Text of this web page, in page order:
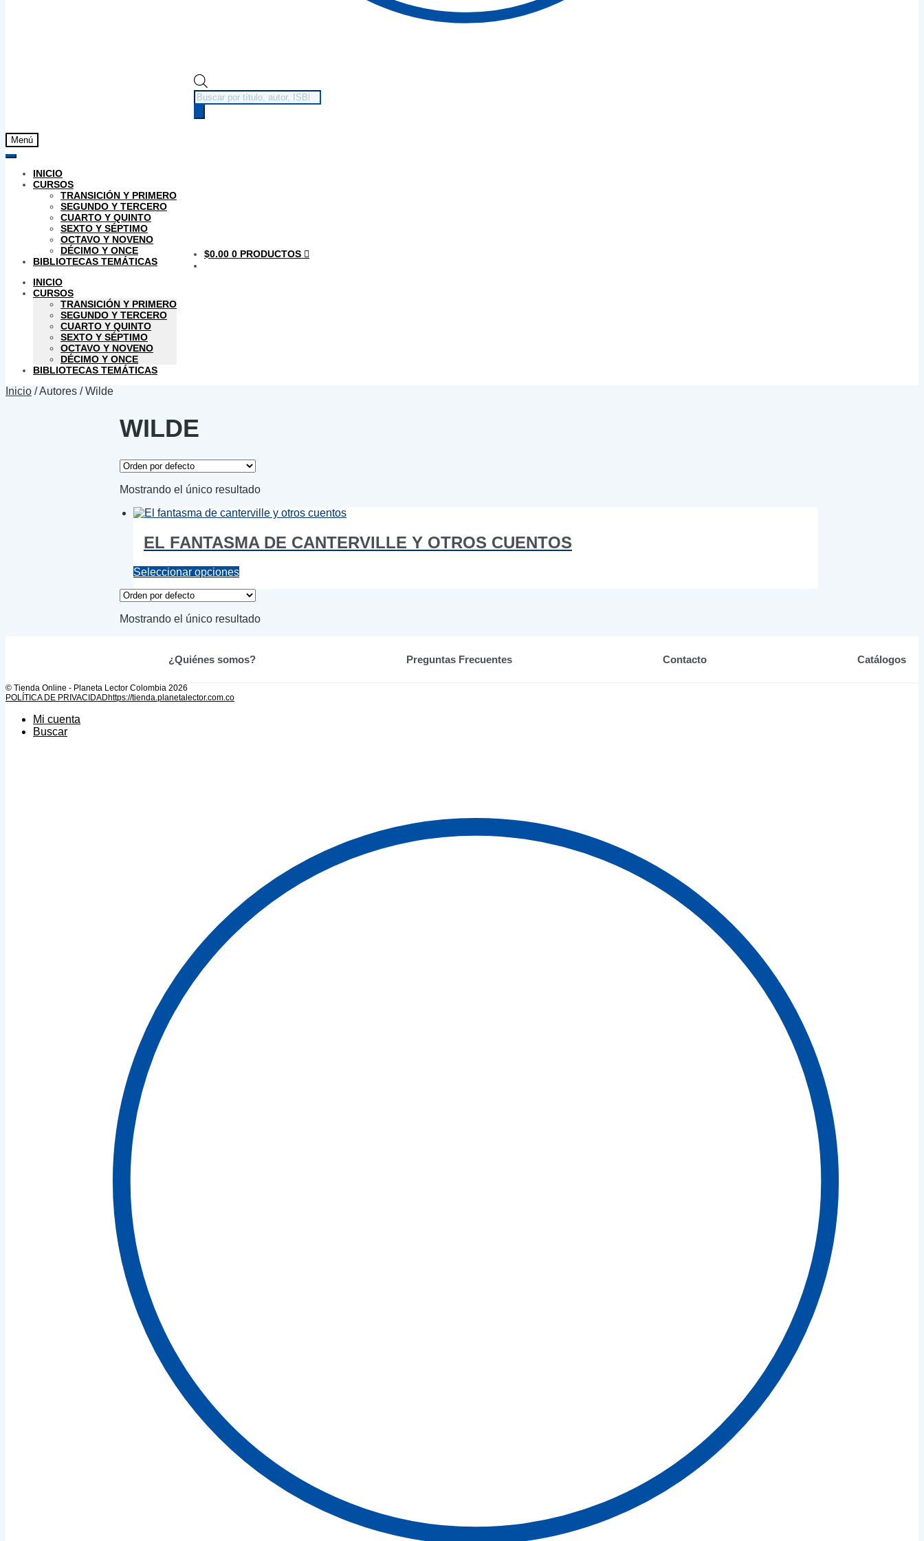
Búsqueda
de
productos
Menú
INICIO
CURSOS
TRANSICIÓN Y PRIMERO
SEGUNDO Y TERCERO
CUARTO Y QUINTO
SEXTO Y SÉPTIMO
OCTAVO Y NOVENO
DÉCIMO Y ONCE
BIBLIOTECAS TEMÁTICAS
INICIO
CURSOS
TRANSICIÓN Y PRIMERO
SEGUNDO Y TERCERO
CUARTO Y QUINTO
SEXTO Y SÉPTIMO
OCTAVO Y NOVENO
DÉCIMO Y ONCE
BIBLIOTECAS TEMÁTICAS
$0.00 0 PRODUCTOS
Inicio /Autores /Wilde
WILDE
Mostrando el único resultado
EL FANTASMA DE CANTERVILLE Y OTROS CUENTOS
Seleccionar opcionesEste
tiene
variantes.
se
Mostrando el único resultado
¿Quiénes somos? Preguntas Frecuentes Contacto Catálogos
© Tienda Online - Planeta Lector Colombia 2026
POLÍTICA DE PRIVACIDADhttps://tienda.planetalector.com.co
Mi cuenta
Buscar